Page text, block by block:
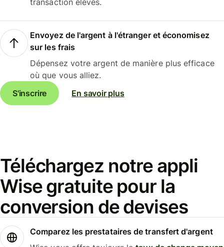
transaction élevés.
Envoyez de l'argent à l'étranger et économisez
sur les frais
Dépensez votre argent de manière plus efficace
où que vous alliez.
S'inscrire
En savoir plus
Téléchargez notre appli
Wise gratuite pour la
conversion de devises
Comparez les prestataires de transfert d'argent